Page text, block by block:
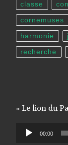
classe
cornemuses
harmonie
recherche
« Le lion du
Lecteur
audio
00:00